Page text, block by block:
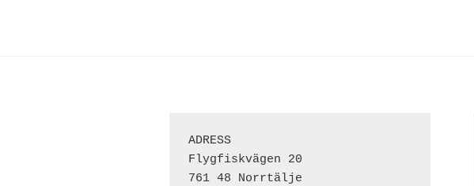
ADRESS
Flygfiskvägen 20
761 48 Norrtälje